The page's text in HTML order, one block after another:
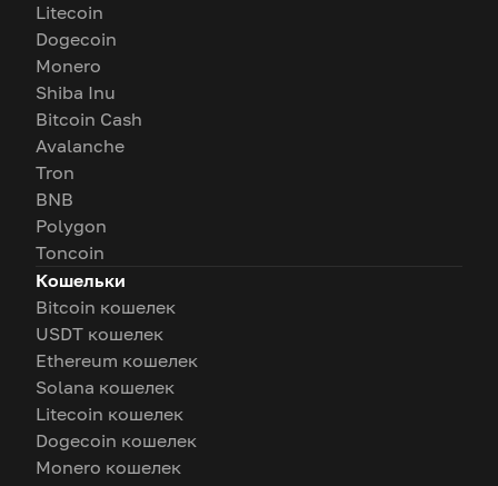
Litecoin
Dogecoin
Monero
Shiba Inu
Bitcoin Cash
Avalanche
Tron
BNB
Polygon
Toncoin
Кошельки
Bitcoin кошелек
USDT кошелек
Ethereum кошелек
Solana кошелек
Litecoin кошелек
Dogecoin кошелек
Monero кошелек